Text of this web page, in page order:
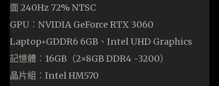
面 240Hz 72% NTSC
GPU︰NVIDIA GeForce RTX 3060
Laptop+GDDR6 6GB、Intel UHD Graphics
記憶體︰16GB（2×8GB DDR4 -3200）
晶片組︰Intel HM570